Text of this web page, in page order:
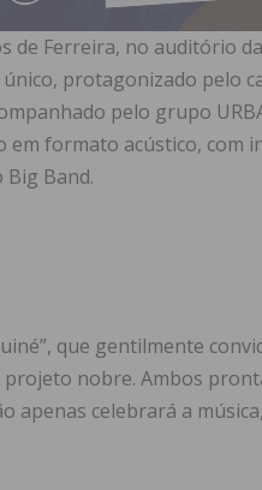
de Ferreira, no auditório
protagonizado pelo
pelo grupo
formato acústico, com
Band.
que gentilmente
nobre. Ambos
apenas celebrará a